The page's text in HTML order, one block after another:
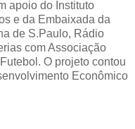
apoio do Instituto
e da Embaixada da
de S.Paulo, Rádio
com Associação
O projeto contou
Econômico